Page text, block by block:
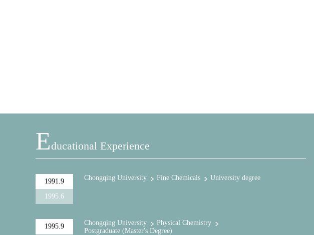
EDucational Experience
1991.9
1995.6
Chongqing University Fine Chemicals University degree
1995.9
Chongqing University
Physical Chemistry
Postgraduate (Master's Degree)